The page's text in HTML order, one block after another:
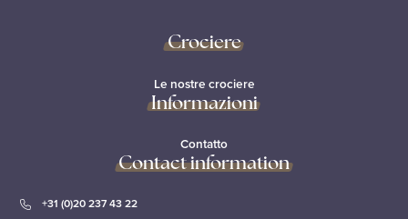
Crociere
Le nostre crociere
Informazioni
Contatto
Contact information
+31 (0)20 237 43 22